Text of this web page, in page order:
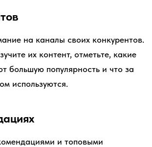
на каналы своих конкурентов.
их контент, отметьте, какие
большую популярность и что за
используются.
и топовыми